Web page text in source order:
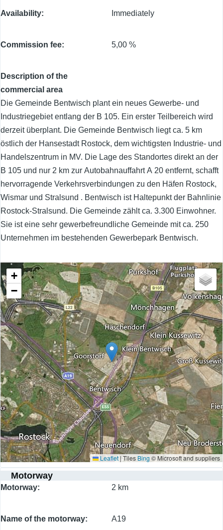
Availability Immediately
Commission fee 5,00 %
Description of the
commercial area
Die Gemeinde Bentwisch plant ein neues Gewerbe- und
Industriegebiet entlang der B 105. Ein erster Teilbereich wird
derzeit überplant. Die Gemeinde Bentwisch liegt ca. 5 km
östlich der Hansestadt Rostock, dem wichtigsten Industrie- und
Handelszentrum in MV. Die Lage des Standortes direkt an der
B 105 und nur 2 km zur Autobahnauffahrt A 20 entfernt, schafft
hervorragende Verkehrsverbindungen zu den Häfen Rostock,
Wismar und Stralsund . Bentwisch ist Haltepunkt der Bahnlinie
Rostock-Stralsund. Die Gemeinde zählt ca. 3.300 Einwohner.
Sie ist eine sehr gewerbefreundliche Gemeinde mit ca. 250
Unternehmen im bestehenden Gewerbepark Bentwisch.
+
−
Leaflet |Tiles Bing © Microsoft and suppliers
Motorway
Motorway 2 km
Name of the motorway A19